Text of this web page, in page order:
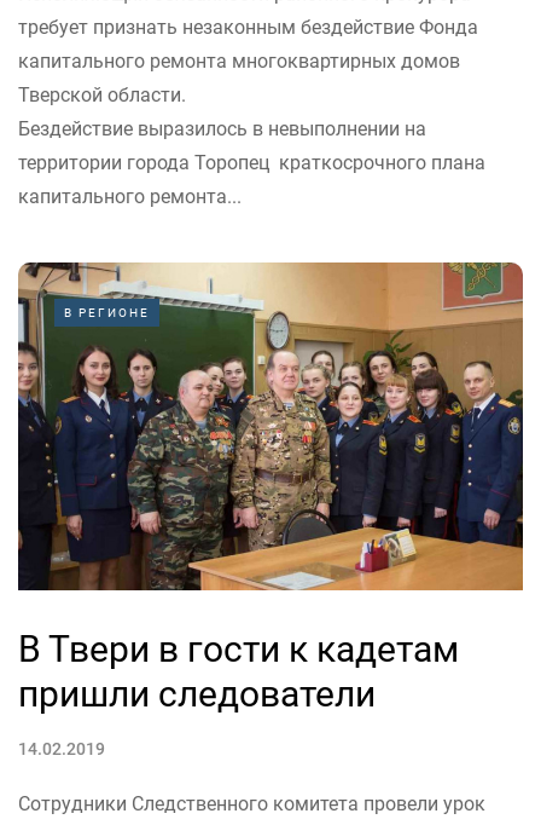
требует признать незаконным бездействие Фонда
капитального ремонта многоквартирных домов
Тверской области.
Бездействие выразилось в невыполнении на
территории города Торопец краткосрочного плана
капитального ремонта...
В РЕГИОНЕ
В Твери в гости к кадетам
пришли следователи
14.02.2019
Сотрудники Следственного комитета провели урок